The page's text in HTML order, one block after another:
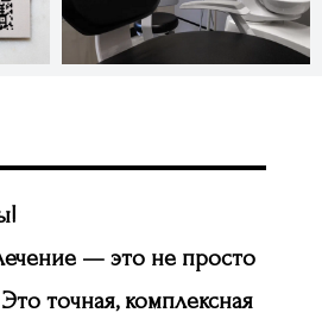
— это не просто
точная, комплексная